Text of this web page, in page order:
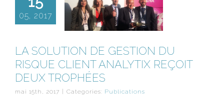
05, 2017
LA SOLUTION DE GESTION DU
RISQUE CLIENT ANALYTIX REÇOIT
DEUX TROPHÉES
mai 15th, 2017 Categories: Publications